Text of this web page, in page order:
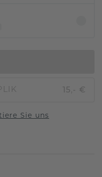
15,- €
Sie uns